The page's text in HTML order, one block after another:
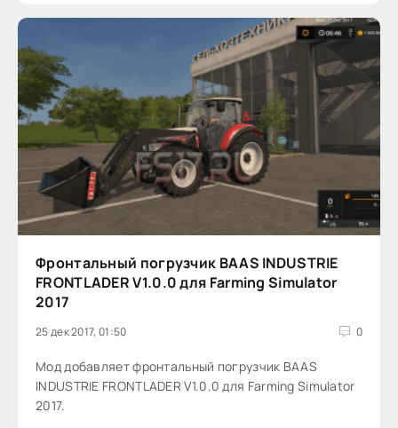
Фронтальный погрузчик BAAS INDUSTRIE
FRONTLADER V1.0.0 для Farming Simulator
2017
25 дек 2017, 01:50 0
Мод добавляет фронтальный погрузчик BAAS
INDUSTRIE FRONTLADER V1.0.0 для Farming Simulator
2017.